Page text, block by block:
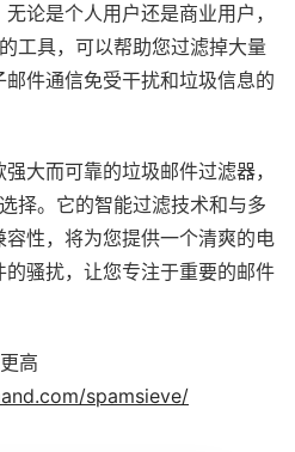
论是个人用户还是商业用户，
工具，可以帮助您过滤掉大量
件通信免受干扰和垃圾信息的
大而可靠的垃圾邮件过滤器，
择。它的智能过滤技术和与多
性，将为您提供一个清爽的电
骚扰，让您专注于重要的邮件
高
spamsieve/